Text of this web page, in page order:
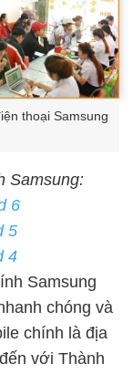
thoại Samsung
Samsung:
6
5
4
Samsung
chóng và
chính là địa
với Thành